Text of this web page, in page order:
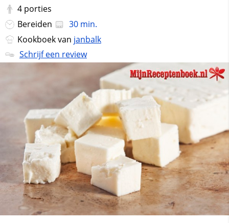
4 porties
Bereiden
30 min.
Kookboek van janbalk
Schrijf een review